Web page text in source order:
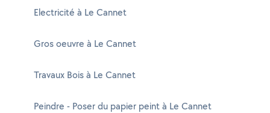
Electricité à Le Cannet
Gros oeuvre à Le Cannet
Travaux Bois à Le Cannet
Peindre - Poser du papier peint à Le Cannet